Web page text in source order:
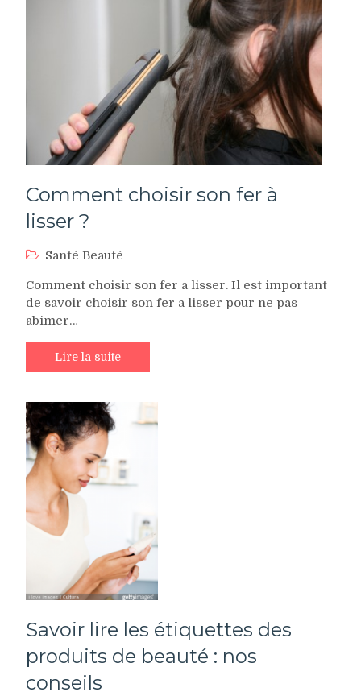
Comment choisir son fer à
lisser ?
Santé Beauté
Comment choisir son fer a lisser. Il est important
de savoir choisir son fer a lisser pour ne pas
abimer…
Lire la suite
Savoir lire les étiquettes des
produits de beauté : nos
conseils